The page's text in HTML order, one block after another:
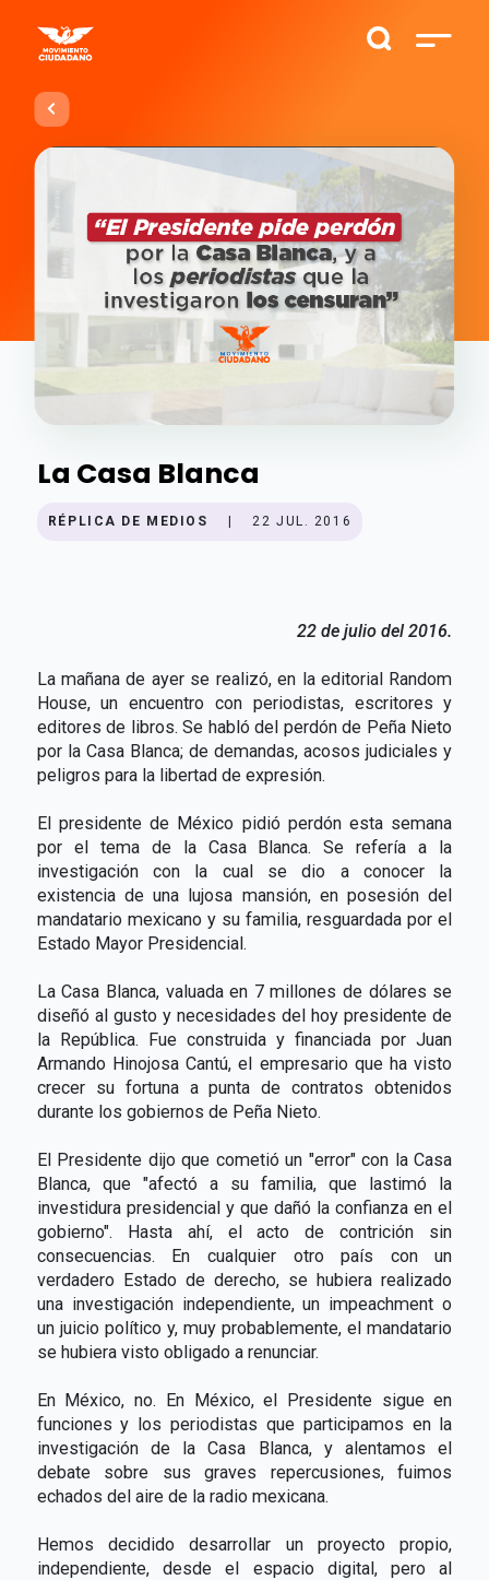
La Casa Blanca
RÉPLICA DE MEDIOS 22 JUL. 2016
22 de julio del 2016.
La mañana de ayer se realizó, en la editorial Random
House, un encuentro con periodistas, escritores y
editores de libros. Se habló del perdón de Peña Nieto
por la Casa Blanca; de demandas, acosos judiciales y
peligros para la libertad de expresión.
El presidente de México pidió perdón esta semana
por el tema de la Casa Blanca. Se refería a la
investigación con la cual se dio a conocer la
existencia de una lujosa mansión, en posesión del
mandatario mexicano y su familia, resguardada por el
Estado Mayor Presidencial.
La Casa Blanca, valuada en 7 millones de dólares se
diseñó al gusto y necesidades del hoy presidente de
la República. Fue construida y financiada por Juan
Armando Hinojosa Cantú, el empresario que ha visto
crecer su fortuna a punta de contratos obtenidos
durante los gobiernos de Peña Nieto.
El Presidente dijo que cometió un "error" con la Casa
Blanca, que "afectó a su familia, que lastimó la
investidura presidencial y que dañó la confianza en el
gobierno". Hasta ahí, el acto de contrición sin
consecuencias. En cualquier otro país con un
verdadero Estado de derecho, se hubiera realizado
una investigación independiente, un impeachment o
un juicio político y, muy probablemente, el mandatario
se hubiera visto obligado a renunciar.
En México, no. En México, el Presidente sigue en
funciones y los periodistas que participamos en la
investigación de la Casa Blanca, y alentamos el
debate sobre sus graves repercusiones, fuimos
echados del aire de la radio mexicana.
Hemos decidido desarrollar un proyecto propio,
independiente, desde el espacio digital, pero al